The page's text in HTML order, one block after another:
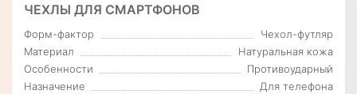
ЧЕХЛЫ ДЛЯ СМАРТФОНОВ
Форм-фактор
Чехол-футляр
Материал
Натуральная кожа
Особенности
Противоударный
Назначение
Для телефона